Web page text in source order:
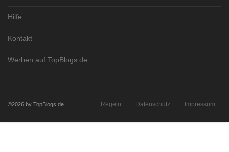
Hilfe
Kontakt
Werben auf TopBlogs.de
©2026 by TopBlogs.de Regeln Datenschutz Impressum